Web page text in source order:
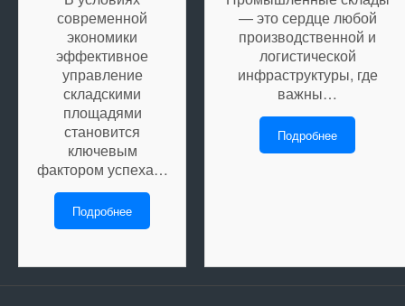
современной
экономики
эффективное
управление
складскими
площадями
становится
ключевым
фактором успеха…
Подробнее
— это сердце любой
производственной и
логистической
инфраструктуры, где
важны…
Подробнее